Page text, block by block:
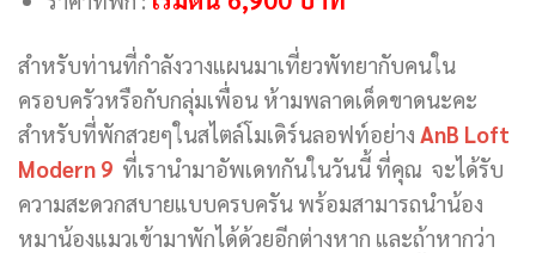
สำหรับท่านที่กำลังวางแผนมาเที่ยวพัทยากับคนใน
ครอบครัวหรือกับกลุ่มเพื่อน ห้ามพลาดเด็ดขาดนะคะ
สำหรับที่พักสวยๆในสไตล์โมเดิร์นลอฟท์อย่าง AnB Loft
Modern 9 ที่เรานำมาอัพเดทกันในวันนี้ ที่คุณ จะได้รับ
ความสะดวกสบายแบบครบครัน พร้อมสามารถนำน้อง
หมาน้องแมวเข้ามาพักได้ด้วยอีกต่างหาก และถ้าหากว่า